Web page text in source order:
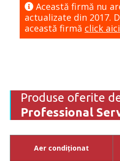
Această firmă nu
actualizate din 2017.
această firmă click
Produse oferite
Professional
Aer condiționat